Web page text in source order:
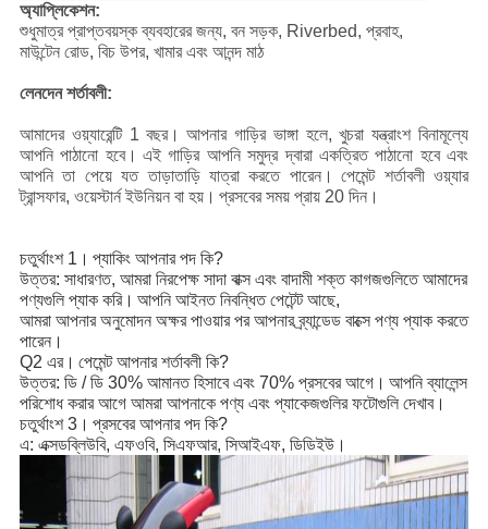
অ্যাপ্লিকেশন:
শুধুমাত্র প্রাপ্তবয়স্ক ব্যবহারের জন্য, বন সড়ক, Riverbed, প্রবাহ,
মাউন্টেন রোড, বিচ উপর, খামার এবং আনন্দ মাঠ
লেনদেন শর্তাবলী:
আমাদের ওয়্যারেন্টি 1 বছর।
আপনার গাড়ির ভাঙ্গা হলে, খুচরা যন্ত্রাংশ বিনামূল্যে
আপনি পাঠানো হবে। এই গাড়ির আপনি সমুদ্র দ্বারা একত্রিত পাঠানো হবে এবং
আপনি তা পেয়ে যত তাড়াতাড়ি যাত্রা করতে পারেন।
পেমেন্ট শর্তাবলী ওয়্যার
ট্রান্সফার, ওয়েস্টার্ন ইউনিয়ন বা হয়। প্রসবের সময় প্রায় 20 দিন।
চতুর্থাংশ 1। প্যাকিং আপনার পদ কি?
উত্তর: সাধারণত, আমরা নিরপেক্ষ সাদা বাক্স এবং বাদামী শক্ত কাগজগুলিতে আমাদের
পণ্যগুলি প্যাক করি। আপনি আইনত নিবন্ধিত পেটেন্ট আছে,
আমরা আপনার অনুমোদন অক্ষর পাওয়ার পর আপনার ব্র্যান্ডেড বাক্সে পণ্য প্যাক করতে
পারেন।
Q2 এর। পেমেন্ট আপনার শর্তাবলী কি?
উত্তর: ডি / ডি 30% আমানত হিসাবে এবং 70% প্রসবের আগে। আপনি ব্যালেন্স
পরিশোধ করার আগে আমরা আপনাকে পণ্য এবং প্যাকেজগুলির ফটোগুলি দেখাব।
চতুর্থাংশ 3। প্রসবের আপনার পদ কি?
এ: এক্সডব্লিউবি, এফওবি, সিএফআর, সিআইএফ, ডিডিইউ।